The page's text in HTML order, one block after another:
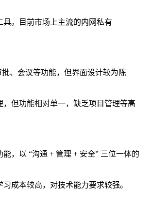
。目前市场上主流的内网私有
、会议等功能，但界面设计较为陈
但功能相对单一，缺乏项目管理等高
，以 “沟通 + 管理 + 安全” 三位一体的
成本较高，对技术能力要求较强。